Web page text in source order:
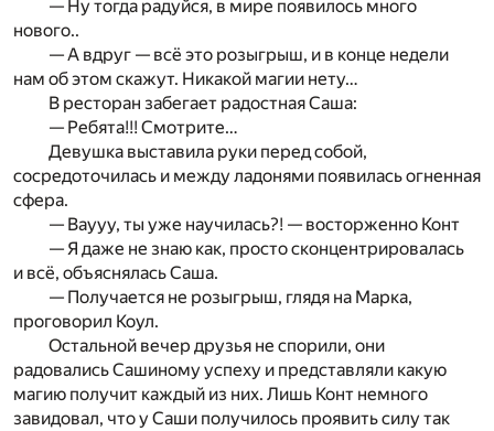
— Ну тогда радуйся, в мире появилось много
нового..
— А вдруг — всё это розыгрыш, и в конце недели
нам об этом скажут. Никакой магии нету…
В ресторан забегает радостная Саша:
— Ребята!!! Смотрите…
Девушка выставила руки перед собой,
сосредоточилась и между ладонями появилась огненная
сфера.
— Ваууу, ты уже научилась?! — восторженно Конт
— Я даже не знаю как, просто сконцентрировалась
и всё, объяснялась Саша.
— Получается не розыгрыш, глядя на Марка,
проговорил Коул.
Остальной вечер друзья не спорили, они
радовались Сашиному успеху и представляли какую
магию получит каждый из них. Лишь Конт немного
завидовал, что у Саши получилось проявить силу так